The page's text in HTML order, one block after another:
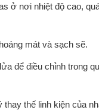
ở nơi nhiệt độ cao,
mát và sạch sẽ.
để điều chỉnh trong
thay thế linh kiện của